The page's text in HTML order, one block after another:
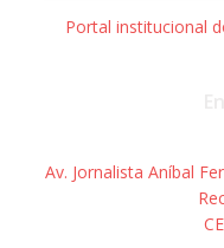
Portal institucional
Av. Jornalista Aníbal